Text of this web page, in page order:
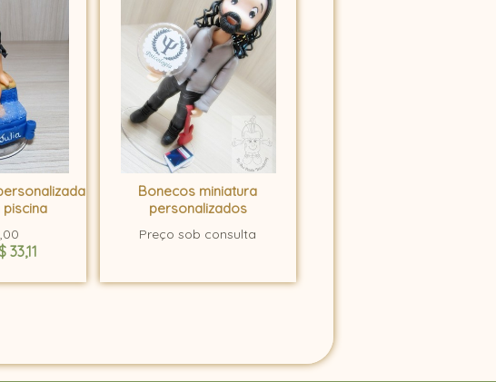
33,11
Bonecos miniatura
personalizados
Preço sob consulta